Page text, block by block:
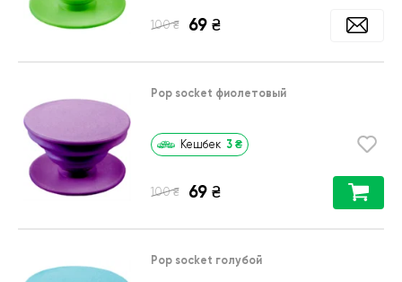
100 ₴ 69 ₴
Pop socket фиолетовый
Кешбек 3 ₴
100 ₴ 69 ₴
Pop socket голубой